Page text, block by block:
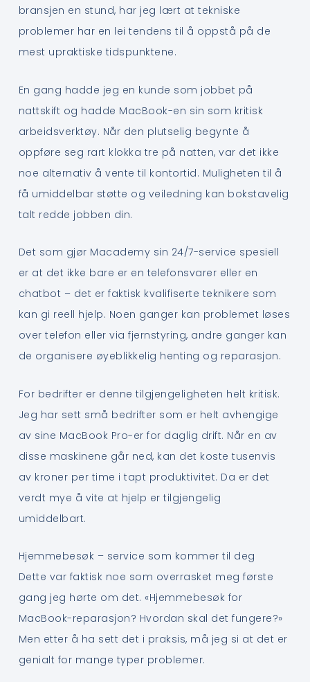
bransjen en stund, har jeg lært at tekniske
problemer har en lei tendens til å oppstå på de
mest upraktiske tidspunktene.
En gang hadde jeg en kunde som jobbet på
nattskift og hadde MacBook-en sin som kritisk
arbeidsverktøy. Når den plutselig begynte å
oppføre seg rart klokka tre på natten, var det ikke
noe alternativ å vente til kontortid. Muligheten til å
få umiddelbar støtte og veiledning kan bokstavelig
talt redde jobben din.
Det som gjør Macademy sin 24/7-service spesiell
er at det ikke bare er en telefonsvarer eller en
chatbot – det er faktisk kvalifiserte teknikere som
kan gi reell hjelp. Noen ganger kan problemet løses
over telefon eller via fjernstyring, andre ganger kan
de organisere øyeblikkelig henting og reparasjon.
For bedrifter er denne tilgjengeligheten helt kritisk.
Jeg har sett små bedrifter som er helt avhengige
av sine MacBook Pro-er for daglig drift. Når en av
disse maskinene går ned, kan det koste tusenvis
av kroner per time i tapt produktivitet. Da er det
verdt mye å vite at hjelp er tilgjengelig
umiddelbart.
Hjemmebesøk – service som kommer til deg
Dette var faktisk noe som overrasket meg første
gang jeg hørte om det. «Hjemmebesøk for
MacBook-reparasjon? Hvordan skal det fungere?»
Men etter å ha sett det i praksis, må jeg si at det er
genialt for mange typer problemer.